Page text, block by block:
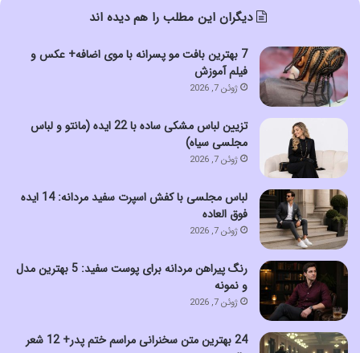
دیگران این مطلب را هم دیده اند
7 بهترین بافت مو پسرانه با موی اضافه+ عکس و
فیلم آموزش
ژوئن 7, 2026
تزیین لباس مشکی ساده با 22 ایده (مانتو و لباس
مجلسی سیاه)
ژوئن 7, 2026
لباس مجلسی با کفش اسپرت سفید مردانه: 14 ایده
فوق العاده
ژوئن 7, 2026
رنگ پیراهن مردانه برای پوست سفید: 5 بهترین مدل
و نمونه
ژوئن 7, 2026
24 بهترین متن سخنرانی مراسم ختم پدر+ 12 شعر